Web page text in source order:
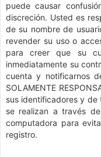
puede causar
discreción. Usted es
de su nombre de
revender su uso o
para creer que su
inmediatamente su
cuenta y notificarnos
SOLAMENTE
sus identificadores y
se realizan a través
computadora para
registro.